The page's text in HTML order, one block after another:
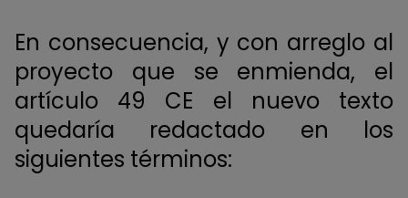
En consecuencia, y con arreglo al
proyecto que se enmienda, el
artículo 49 CE el nuevo texto
quedaría redactado en los
siguientes términos: